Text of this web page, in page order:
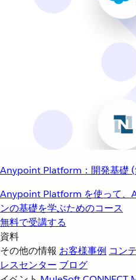
Anypoint Platform：開発基礎
Anypoint Platform を使って、
ンの基礎を学ぶためのコース
無料で受講する
資料
その他の情報 お客様事例 コン
レスセンター ブログ